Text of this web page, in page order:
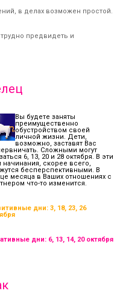
в делах возможен простой.
предвидеть и
Вы будете заняты
преимущественно
обустройством своей
личной жизни. Дети,
возможно, заставят Вас
Сложными могут
6, 13, 20 и 28 октября. В эти
начинания, скорее всего,
бесперспективными. В
месяца в Ваших отношениях с
что-то изменится.
дни: 3, 18, 23, 26
дни: 6, 13, 14, 20 октября